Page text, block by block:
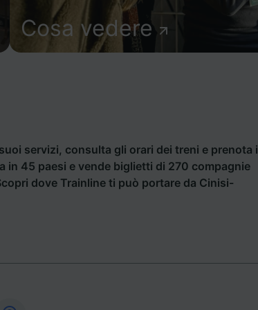
Cosa vedere
servizi, consulta gli orari dei treni e prenota i
in 45 paesi e vende biglietti di 270 compagnie
dove Trainline ti può portare da Cinisi-